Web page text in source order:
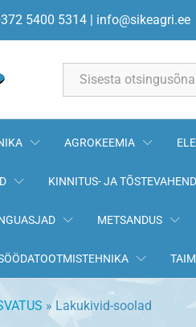
5400 5314 | info@sikeagri.ee
AGROKEEMIA
KINNITUS- JA
METSANDUS
» Lakukivid-soolad